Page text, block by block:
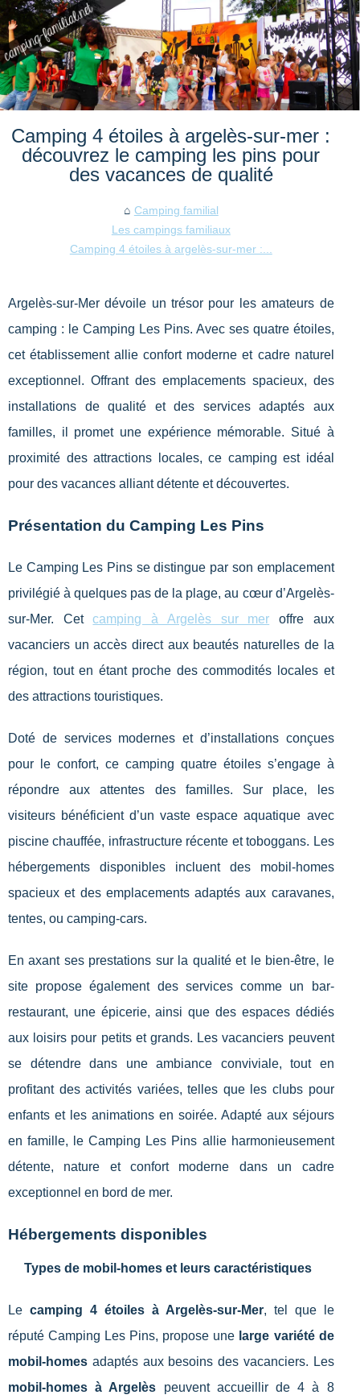
Camping 4 étoiles à argelès-sur-mer :
découvrez le camping les pins pour
des vacances de qualité
Camping familial
Les campings familiaux
Camping 4 étoiles à argelès-sur-mer :...
Argelès-sur-Mer dévoile un trésor pour les amateurs de
camping : le Camping Les Pins. Avec ses quatre étoiles,
cet établissement allie confort moderne et cadre naturel
exceptionnel. Offrant des emplacements spacieux, des
installations de qualité et des services adaptés aux
familles, il promet une expérience mémorable. Situé à
proximité des attractions locales, ce camping est idéal
pour des vacances alliant détente et découvertes.
Présentation du Camping Les Pins
Le Camping Les Pins se distingue par son emplacement
privilégié à quelques pas de la plage, au cœur d’Argelès-
sur-Mer. Cetcamping à Argelès sur mer offre aux
vacanciers un accès direct aux beautés naturelles de la
région, tout en étant proche des commodités locales et
des attractions touristiques.
Doté de services modernes et d’installations conçues
pour le confort, ce camping quatre étoiles s’engage à
répondre aux attentes des familles. Sur place, les
visiteurs bénéficient d’un vaste espace aquatique avec
piscine chauffée, infrastructure récente et toboggans. Les
hébergements disponibles incluent des mobil-homes
spacieux et des emplacements adaptés aux caravanes,
tentes, ou camping-cars.
En axant ses prestations sur la qualité et le bien-être, le
site propose également des services comme un bar-
restaurant, une épicerie, ainsi que des espaces dédiés
aux loisirs pour petits et grands. Les vacanciers peuvent
se détendre dans une ambiance conviviale, tout en
profitant des activités variées, telles que les clubs pour
enfants et les animations en soirée. Adapté aux séjours
en famille, le Camping Les Pins allie harmonieusement
détente, nature et confort moderne dans un cadre
exceptionnel en bord de mer.
Hébergements disponibles
Types de mobil-homes et leurs caractéristiques
Le camping 4 étoiles à Argelès-sur-Mer, tel que le
réputé Camping Les Pins, propose une large variété de
mobil-homes adaptés aux besoins des vacanciers. Les
mobil-homes à Argelès peuvent accueillir de 4 à 8